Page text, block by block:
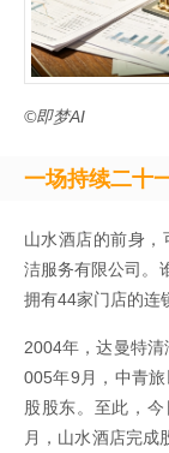
©即梦AI
一场持续二十
山水酒店的前身
洁服务有限公司。
拥有44家门店的连
2004年，达曼特
005年9月，中青
股股东。至此，
月，山水酒店完成